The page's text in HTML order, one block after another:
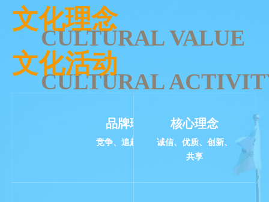
润滑的部件，如发动机、
齿轮箱等。润滑钢管总成
通常由钢管、接头、密封
件等组成，具有一定的柔
韧性，以适应设备在运行
旋滚压制作的箍筋，法
特性成就了福事特吸回油
文化理念
CULTURAL VALUE
文化活动
CULTURAL
品牌理念
竞争、追赶、超越
核心理念
诚信、优质、创新、
共享